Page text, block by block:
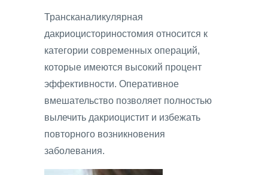
Трансканаликулярная
дакриоцисториностомия относится к
категории современных операций,
которые имеются высокий процент
эффективности. Оперативное
вмешательство позволяет полностью
вылечить дакриоцистит и избежать
повторного возникновения
заболевания.